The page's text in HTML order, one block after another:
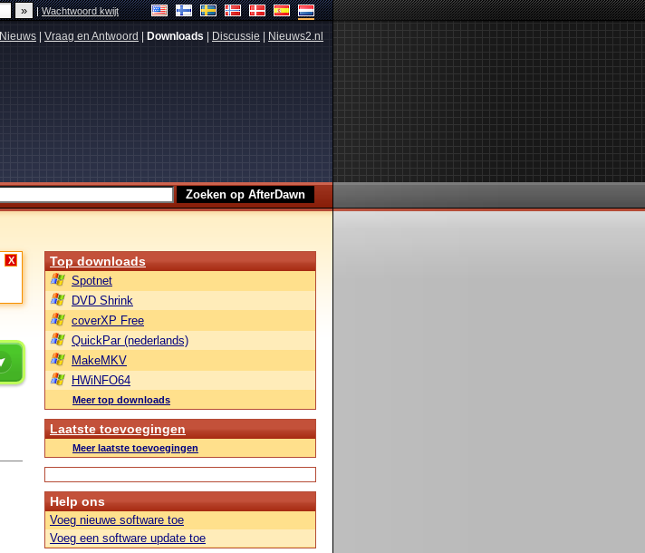
|Wachtwoord kwijt
Nieuws Vraag en Antwoord Downloads Discussie Nieuws2.nl
X Top downloads
Spotnet
DVD Shrink
coverXP Free
QuickPar (nederlands)
MakeMKV
HWiNFO64
Meer top downloads
Laatste toevoegingen
Meer laatste toevoegingen
Help ons
Voeg nieuwe software toe
Voeg een software update toe